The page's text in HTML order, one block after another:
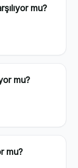
mu?
mu?
mu?